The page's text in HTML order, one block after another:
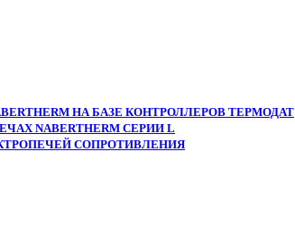
НА БАЗЕ КОНТРОЛЛЕРОВ ТЕРМОДАТ
NABERTHERM СЕРИИ L
СОПРОТИВЛЕНИЯ